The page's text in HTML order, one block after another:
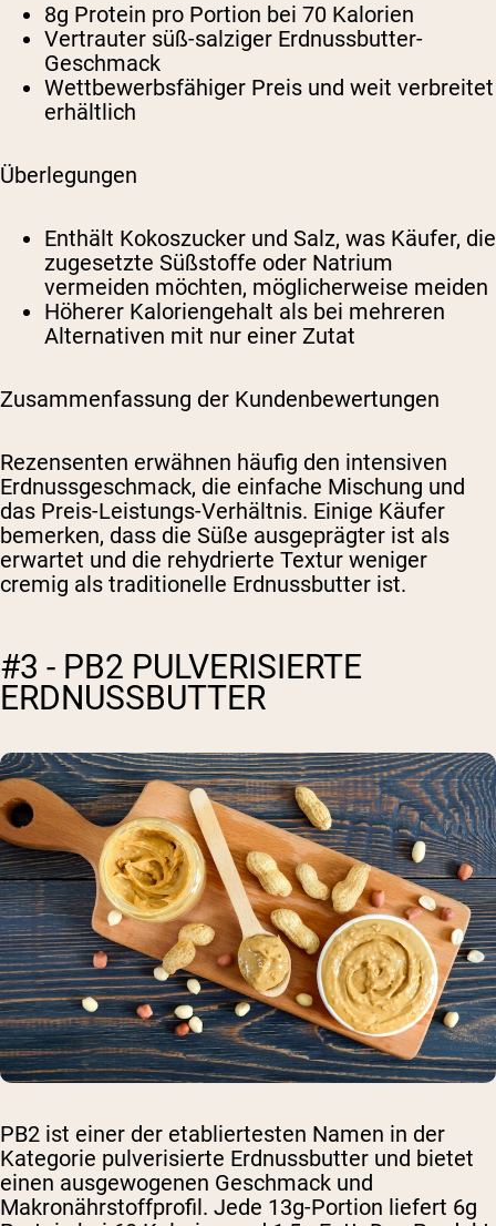
8g Protein pro Portion bei 70 Kalorien
Vertrauter süß-salziger Erdnussbutter-
Geschmack
Wettbewerbsfähiger Preis und weit verbreitet
erhältlich
Überlegungen
Enthält Kokoszucker und Salz, was Käufer, die
zugesetzte Süßstoffe oder Natrium
vermeiden möchten, möglicherweise meiden
Höherer Kaloriengehalt als bei mehreren
Alternativen mit nur einer Zutat
Zusammenfassung der Kundenbewertungen
Rezensenten erwähnen häufig den intensiven
Erdnussgeschmack, die einfache Mischung und
das Preis-Leistungs-Verhältnis. Einige Käufer
bemerken, dass die Süße ausgeprägter ist als
erwartet und die rehydrierte Textur weniger
cremig als traditionelle Erdnussbutter ist.
#3 - PB2 PULVERISIERTE
ERDNUSSBUTTER
PB2 ist einer der etabliertesten Namen in der
Kategorie pulverisierte Erdnussbutter und bietet
einen ausgewogenen Geschmack und
Makronährstoffprofil. Jede 13g-Portion liefert 6g